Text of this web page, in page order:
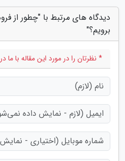
دیدگاه های مرتبط با "چطور از
برویم؟"
* نظرتان را در مورد این مقاله با ما